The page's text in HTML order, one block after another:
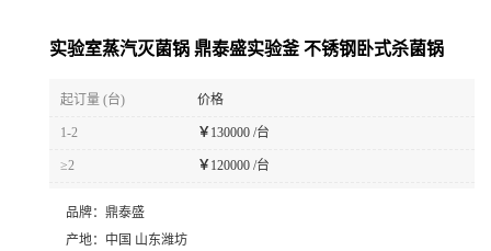
实验室蒸汽灭菌锅 鼎泰盛实验釜 不锈钢卧式杀菌锅
起订量 (台) 价格
1-2 ￥ 130000 /台
≥2 ￥ 120000 /台
品牌： 鼎泰盛
产地： 中国 山东潍坊